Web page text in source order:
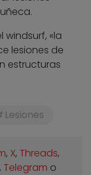
windsurf, «la
lesiones de
estructuras
Lesiones
, X, Threads,
, Telegram o